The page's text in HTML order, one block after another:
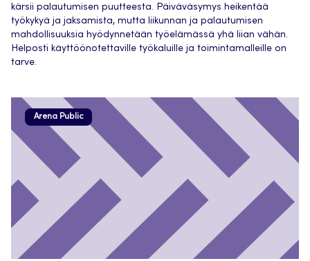
kärsii palautumisen puutteesta. Päiväväsymys heikentää
työkykyä ja jaksamista, mutta liikunnan ja palautumisen
mahdollisuuksia hyödynnetään työelämässä yhä liian vähän.
Helposti käyttöönotettaville työkaluille ja toimintamalleille on
tarve.
Arena Public